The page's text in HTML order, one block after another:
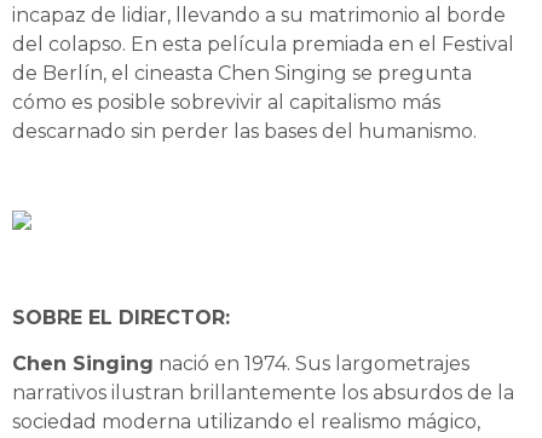
incapaz de lidiar, llevando a su matrimonio al borde
del colapso. En esta película premiada en el Festival
de Berlín, el cineasta Chen Singing se pregunta
cómo es posible sobrevivir al capitalismo más
descarnado sin perder las bases del humanismo.
SOBRE EL DIRECTOR:
Chen Singing nació en 1974. Sus largometrajes
narrativos ilustran brillantemente los absurdos de la
sociedad moderna utilizando el realismo mágico,